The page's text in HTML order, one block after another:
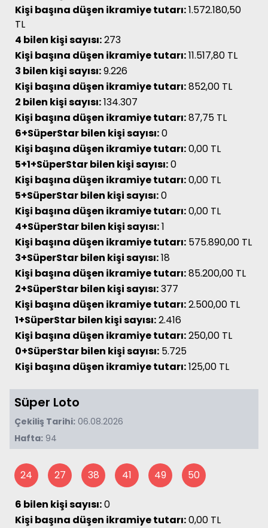
Kişi başına düşen ikramiye tutarı:1.572.180,50
TL
4 bilen kişi sayısı:273
Kişi başına düşen ikramiye tutarı:11.517,80 TL
3 bilen kişi sayısı:9.226
Kişi başına düşen ikramiye tutarı:852,00 TL
2 bilen kişi sayısı:134.307
Kişi başına düşen ikramiye tutarı:87,75 TL
6+SüperStar bilen kişi sayısı:0
Kişi başına düşen ikramiye tutarı:0,00 TL
5+1+SüperStar bilen kişi sayısı:0
Kişi başına düşen ikramiye tutarı:0,00 TL
5+SüperStar bilen kişi sayısı:0
Kişi başına düşen ikramiye tutarı:0,00 TL
4+SüperStar bilen kişi sayısı:1
Kişi başına düşen ikramiye tutarı: 575.890,00 TL
3+SüperStar bilen kişi sayısı:18
Kişi başına düşen ikramiye tutarı:85.200,00 TL
2+SüperStar bilen kişi sayısı:377
Kişi başına düşen ikramiye tutarı:2.500,00 TL
1+SüperStar bilen kişi sayısı:2.416
Kişi başına düşen ikramiye tutarı:250,00 TL
0+SüperStar bilen kişi sayısı: 5.725
Kişi başına düşen ikramiye tutarı:125,00 TL
Süper Loto
Çekiliş Tarihi: 06.08.2026
Hafta: 94
24 27 38 41 49 50
6 bilen kişi sayısı:0
Kişi başına düşen ikramiye tutarı:0,00 TL